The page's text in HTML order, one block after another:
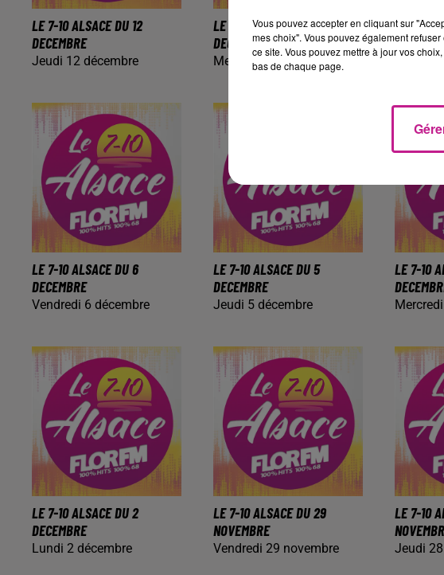
LE 7-10 ALSACE DU 12
DECEMBRE
Jeudi 12 décembre
LE 7-10 ALSACE DU 11
DECEMBRE
Mercredi 11 décembre
LE 7-10
Mardi
LE 7-10 ALSACE DU 6
DECEMBRE
Vendredi 6 décembre
LE 7-10 ALSACE DU 5
DECEMBRE
Jeudi 5 décembre
LE 7-10
LE 7-10 ALSACE DU 2
DECEMBRE
Lundi 2 décembre
LE 7-10 ALSACE DU 29
NOVEMBRE
Vendredi 29 novembre
LE 7-10
Jeudi
Vous pouvez accepter en cliquant sur
mes choix". Vous pouvez également
ce site. Vous pouvez mettre à jour vos
bas de chaque page.